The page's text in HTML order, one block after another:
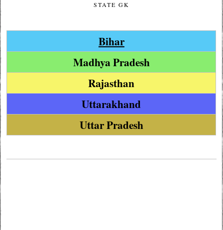
STATE GK
Bihar
Madhya Pradesh
Rajasthan
Uttarakhand
Uttar Pradesh